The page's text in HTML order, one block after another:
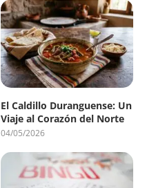
El Caldillo Duranguense: Un
Viaje al Corazón del Norte
04/05/2026